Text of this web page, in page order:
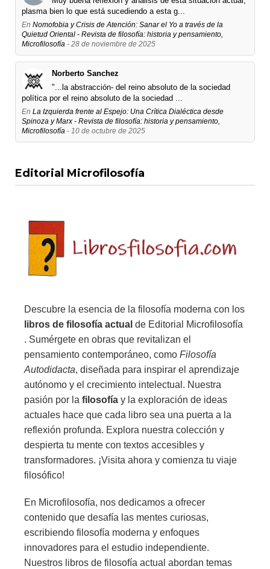
plasma bien lo que está sucediendo a esta g...
En Nomofobia y Crisis de Atención: Sanar el Yo a través de la
Quietud Oriental - Revista de filosofía: historia y pensamiento,
Microfilosofía - 28 de noviembre de 2025
Norberto Sanchez
"...la abstracción- del reino absoluto de la sociedad
política por el reino absoluto de la sociedad ...
En La Izquierda frente al Espejo: Una Crítica Dialéctica desde
Spinoza y Marx - Revista de filosofía: historia y pensamiento,
Microfilosofía - 10 de octubre de 2025
Editorial Microfilosofía
Descubre la esencia de la filosofía moderna con los
libros de filosofía actual de Editorial Microfilosofía
. Sumérgete en obras que revitalizan el
pensamiento contemporáneo, como Filosofía
Autodidacta, diseñada para inspirar el aprendizaje
autónomo y el crecimiento intelectual. Nuestra
pasión por la filosofía y la exploración de ideas
actuales hace que cada libro sea una puerta a la
reflexión profunda. Explora nuestra colección y
despierta tu mente con textos accesibles y
transformadores. ¡Visita ahora y comienza tu viaje
filosófico!
En Microfilosofía, nos dedicamos a ofrecer
contenido que desafía las mentes curiosas,
escribiendo filosofía moderna y enfoques
innovadores para el estudio independiente.
Nuestros libros de filosofía actual abordan temas